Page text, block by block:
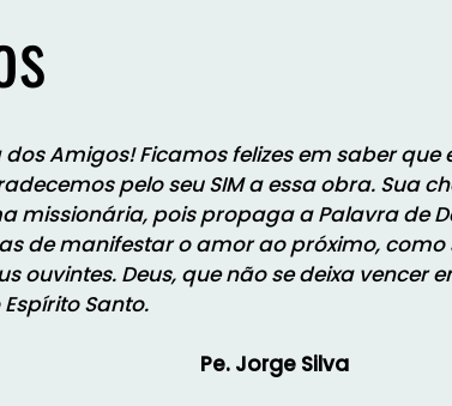
dos Amigos! Ficamos felizes em saber
pelo seu SIM a essa obra. Sua
missionária, pois propaga a Palavra de
de manifestar o amor ao próximo,
ouvintes. Deus, que não se deixa vencer
Santo.
Pe. Jorge Silva